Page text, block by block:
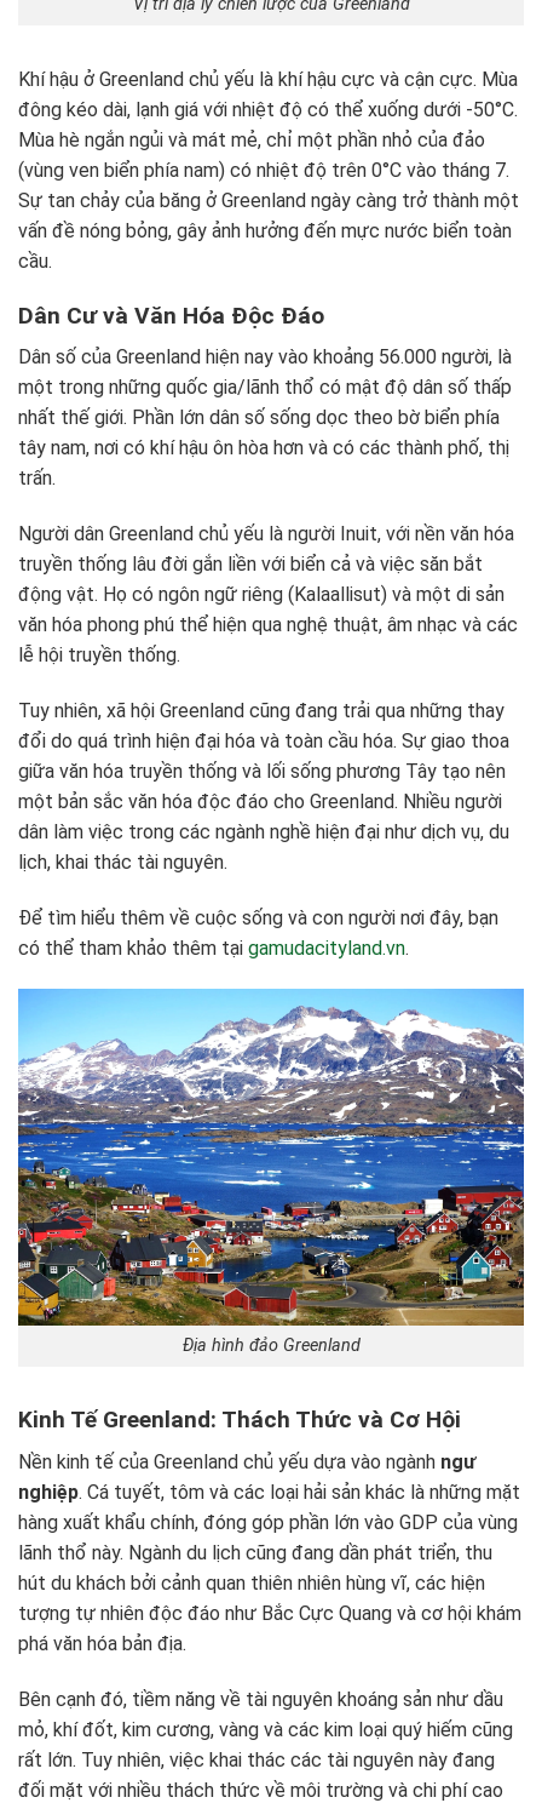
Vị trí địa lý chiến lược của Greenland
Khí hậu ở Greenland chủ yếu là khí hậu cực và cận cực. Mùa
đông kéo dài, lạnh giá với nhiệt độ có thể xuống dưới -50°C.
Mùa hè ngắn ngủi và mát mẻ, chỉ một phần nhỏ của đảo
(vùng ven biển phía nam) có nhiệt độ trên 0°C vào tháng 7.
Sự tan chảy của băng ở Greenland ngày càng trở thành một
vấn đề nóng bỏng, gây ảnh hưởng đến mực nước biển toàn
cầu.
Dân Cư và Văn Hóa Độc Đáo
Dân số của Greenland hiện nay vào khoảng 56.000 người, là
một trong những quốc gia/lãnh thổ có mật độ dân số thấp
nhất thế giới. Phần lớn dân số sống dọc theo bờ biển phía
tây nam, nơi có khí hậu ôn hòa hơn và có các thành phố, thị
trấn.
Người dân Greenland chủ yếu là người Inuit, với nền văn hóa
truyền thống lâu đời gắn liền với biển cả và việc săn bắt
động vật. Họ có ngôn ngữ riêng (Kalaallisut) và một di sản
văn hóa phong phú thể hiện qua nghệ thuật, âm nhạc và các
lễ hội truyền thống.
Tuy nhiên, xã hội Greenland cũng đang trải qua những thay
đổi do quá trình hiện đại hóa và toàn cầu hóa. Sự giao thoa
giữa văn hóa truyền thống và lối sống phương Tây tạo nên
một bản sắc văn hóa độc đáo cho Greenland. Nhiều người
dân làm việc trong các ngành nghề hiện đại như dịch vụ, du
lịch, khai thác tài nguyên.
Để tìm hiểu thêm về cuộc sống và con người nơi đây, bạn
có thể tham khảo thêm tại gamudacityland.vn.
Địa hình đảo Greenland
Kinh Tế Greenland: Thách Thức và Cơ Hội
Nền kinh tế của Greenland chủ yếu dựa vào ngành ngư
nghiệp. Cá tuyết, tôm và các loại hải sản khác là những mặt
hàng xuất khẩu chính, đóng góp phần lớn vào GDP của vùng
lãnh thổ này. Ngành du lịch cũng đang dần phát triển, thu
hút du khách bởi cảnh quan thiên nhiên hùng vĩ, các hiện
tượng tự nhiên độc đáo như Bắc Cực Quang và cơ hội khám
phá văn hóa bản địa.
Bên cạnh đó, tiềm năng về tài nguyên khoáng sản như dầu
mỏ, khí đốt, kim cương, vàng và các kim loại quý hiếm cũng
rất lớn. Tuy nhiên, việc khai thác các tài nguyên này đang
đối mặt với nhiều thách thức về môi trường và chi phí cao